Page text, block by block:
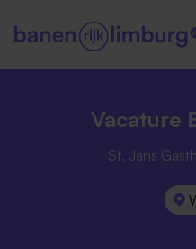
Vacature
St. Jans